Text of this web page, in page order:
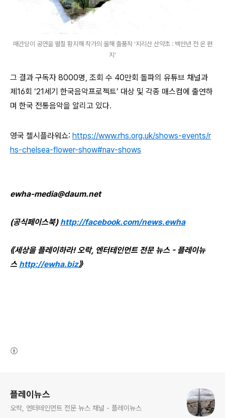
매간당이 공연을 펼칠 황지해 작가의 올해 출품작 ‘지리산 산약초 : 백만년 전 온 편
지’
그 결과 구독자 8000명, 조회 수 40만회 돌파의 유튜브 채널과
제16회 ‘21세기 한국음악프로젝트’ 대상 및 각종 매스컴에 출연하
며 한국 전통음악을 알리고 있다.
영국 첼시플라워쇼: https://www.rhs.org.uk/shows-events/r
hs-chelsea-flower-show#nav-shows
ewha-media@daum.net
(공식페이스북) http://facebook.com/news.ewha
《세상을 플레이하라! 오락, 엔터테인먼트 전문 뉴스 - 플레이뉴
스 http://ewha.biz》
플레이뉴스
오락, 엔터테인먼트 전문 뉴스 채널 - 플레이뉴스